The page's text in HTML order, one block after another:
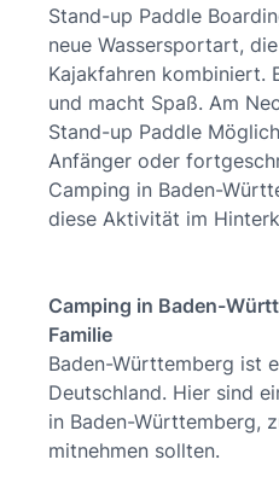
Stand-up Paddle
neue Wassersportart,
Kajakfahren kombiniert.
und macht Spaß. Am
Stand-up Paddle
Anfänger oder
Camping in Baden-
diese Aktivität im
Camping in Baden-
Familie
Baden-Württemberg ist
Deutschland. Hier sind
in Baden-Württemberg,
mitnehmen sollten.